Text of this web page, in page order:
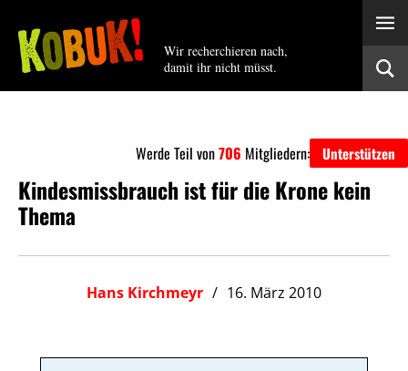
Wir recherchieren nach,
damit ihr nicht müsst.
Werde Teil von706 Mitgliedern: Unterstützen
Kindesmissbrauch ist für die Krone kein
Thema
Hans Kirchmeyr 16. März 2010